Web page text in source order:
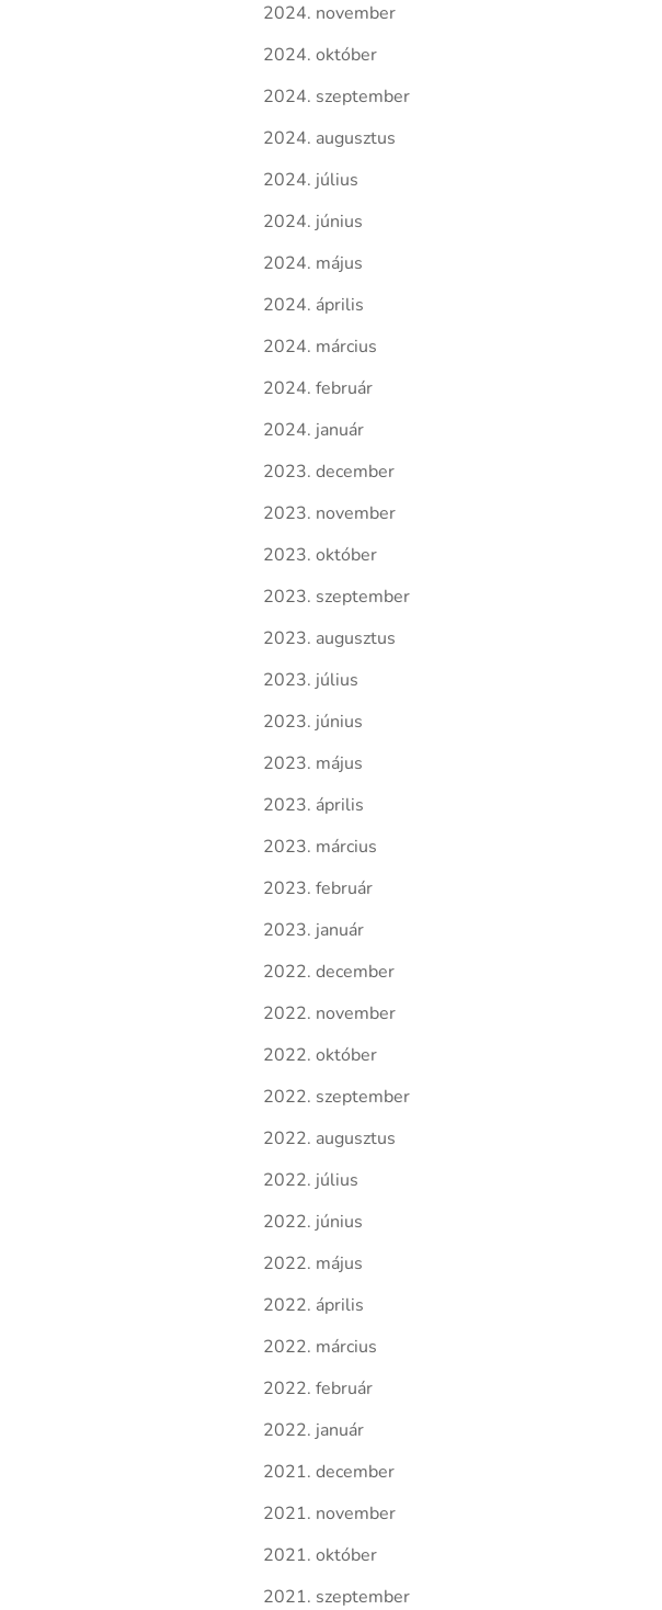
2024. november
2024. október
2024. szeptember
2024. augusztus
2024. július
2024. június
2024. május
2024. április
2024. március
2024. február
2024. január
2023. december
2023. november
2023. október
2023. szeptember
2023. augusztus
2023. július
2023. június
2023. május
2023. április
2023. március
2023. február
2023. január
2022. december
2022. november
2022. október
2022. szeptember
2022. augusztus
2022. július
2022. június
2022. május
2022. április
2022. március
2022. február
2022. január
2021. december
2021. november
2021. október
2021. szeptember